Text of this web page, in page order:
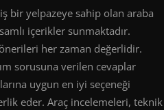
bir yelpazeye sahip olan araba
içerikler sunmaktadır.
her zaman değerlidir.
sorusuna verilen cevaplar
uygun en iyi seçeneği
eder. Araç incelemeleri, teknik